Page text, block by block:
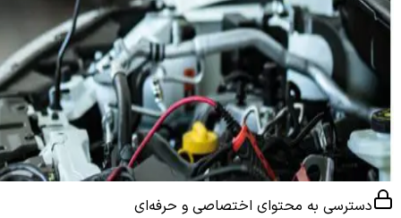
دسترسی به محتوای اختصاصی و حرفه‌ای